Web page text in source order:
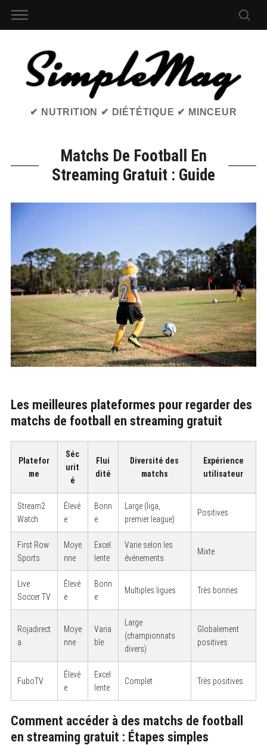
✔ NUTRITION ✔ DIÉTÉTIQUE ✔ MINCEUR
Matchs De Football En
Streaming Gratuit : Guide
Les meilleures plateformes pour regarder des
matchs de football en streaming gratuit
Platefor
me
Séc
urit
é
Flui
dité
Diversité des
matchs
Expérience
utilisateur
Stream2
Watch
Élevé
e
Bonn
e
Large (liga,
premier league)
Positives
First Row
Sports
Moye
nne
Excel
lente
Varie selon les
événements
Mixte
Live
Soccer TV
Élevé
e
Bonn
e
Multiples ligues Très bonnes
Rojadirect
a
Moye
nne
Varia
ble
Large
(championnats
divers)
Globalement
positives
FuboTV
Élevé
e
Excel
lente
Complet Très positives
Comment accéder à des matchs de football
en streaming gratuit : Étapes simples